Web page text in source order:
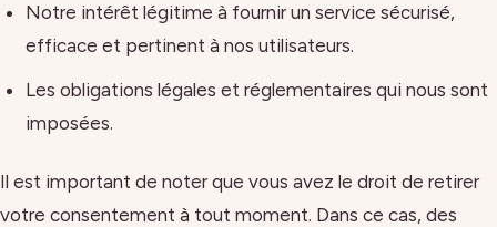
Notre intérêt légitime à fournir un service sécurisé,
efficace et pertinent à nos utilisateurs.
Les obligations légales et réglementaires qui nous sont
imposées.
Il est important de noter que vous avez le droit de retirer
votre consentement à tout moment. Dans ce cas, des